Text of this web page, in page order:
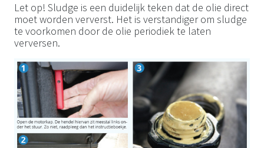
Let op! Sludge is een duidelijk teken dat de olie direct
moet worden ververst. Het is verstandiger om sludge
te voorkomen door de olie periodiek te laten
verversen.